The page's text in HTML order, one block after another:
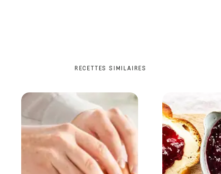
RECETTES SIMILAIRES